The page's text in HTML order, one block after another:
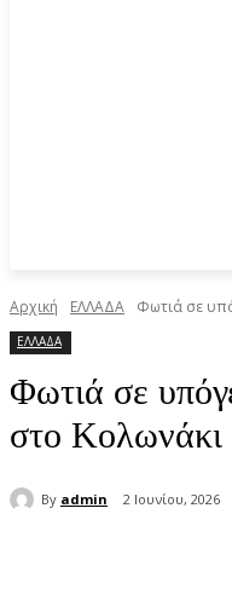
Αρχική ΕΛΛΑΔΑ Φωτιά σε
ΕΛΛΑΔΑ
Φωτιά σε
στο Κολωνάκι
By admin 2 Ιουνίου, 2026